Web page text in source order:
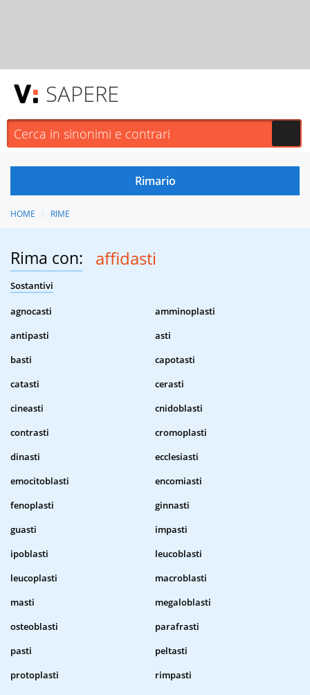
SAPERE
HOME RIME
Rima con: affidasti
Sostantivi
agnocasti
amminoplasti
antipasti
asti
basti
capotasti
catasti
cerasti
cineasti
cnidoblasti
contrasti
cromoplasti
dinasti
ecclesiasti
emocitoblasti
encomiasti
fenoplasti
ginnasti
guasti
impasti
ipoblasti
leucoblasti
leucoplasti
macroblasti
masti
megaloblasti
osteoblasti
parafrasti
pasti
peltasti
protoplasti
rimpasti